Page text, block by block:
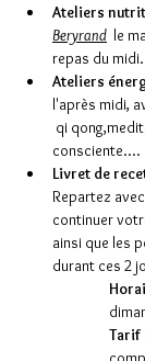
Ateliers
Beryrand
le
repas du midi.
Ateliers
l'après midi,
qi
consciente....
Livret de
Repartez
continuer
ainsi que les
durant ces 2
Tarif